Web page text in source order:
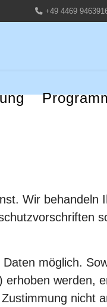
+49 4469
Wir behandeln
möglich.
erhoben werden,
nicht